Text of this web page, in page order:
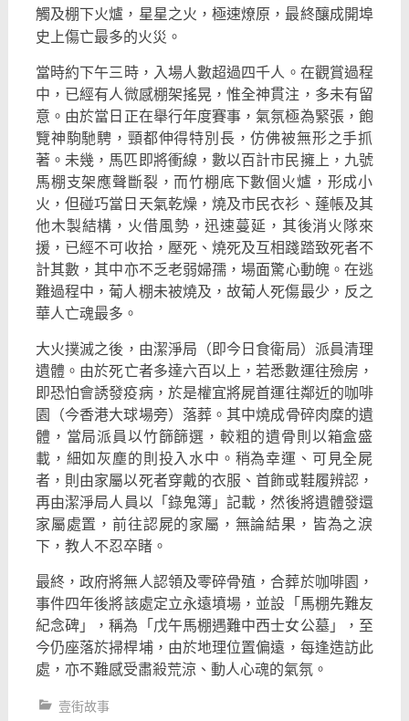
觸及棚下火爐，星星之火，極速燎原，最終釀成開埠
史上傷亡最多的火災。
當時約下午三時，入場人數超過四千人。在觀賞過程
中， 已經有人微感棚架搖晃，惟全神貫注，多未有留
意。 由於當日正在舉行年度賽事，氣氛極為緊張，飽
覽神駒馳騁， 頸都伸得特別長，仿佛被無形之手抓
著。未幾，馬匹即將衝線，數以百計市民擁上，九號
馬棚支架應聲斷裂，而竹棚底下數個火爐， 形成小
火，但碰巧當日天氣乾燥，燒及市民衣衫、 蓬帳及其
他木製結構，火借風勢，迅速蔓延，其後消火隊來
援， 已經不可收拾，壓死、燒死及互相踐踏致死者不
計其數，其中亦不乏老弱婦孺，場面驚心動魄。在逃
難過程中，葡人棚未被燒及，故葡人死傷最少，反之
華人亡魂最多。
大火撲滅之後，由潔淨局（即今日食衛局）派員清理
遺體。 由於死亡者多達六百以上，若悉數運往殮房，
即恐怕會誘發疫病， 於是權宜將屍首運往鄰近的咖啡
園（今香港大球場旁）落葬。其中燒成骨碎肉糜的遺
體，當局派員以竹篩篩選， 較粗的遺骨則以箱盒盛
載，細如灰塵的則投入水中。稍為幸運、 可見全屍
者，則由家屬以死者穿戴的衣服、首飾或鞋履辨認，
再由潔淨局人員以「錄鬼簿」記載，然後將遺體發還
家屬處置，前往認屍的家屬，無論結果，皆為之淚
下，教人不忍卒睹。
最終，政府將無人認領及零碎骨殖，合葬於咖啡園，
事件四年後將該處定立永遠墳場，並設「馬棚先難友
紀念碑」，稱為「戊午馬棚遇難中西士女公墓」，至
今仍座落於掃桿埔， 由於地理位置偏遠，每逢造訪此
處，亦不難感受肅殺荒涼、 動人心魂的氣氛。
壹街故事